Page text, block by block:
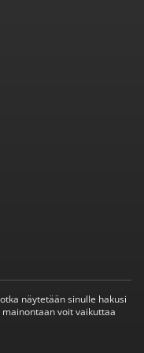
näytetään sinulle hakusi
voit vaikuttaa